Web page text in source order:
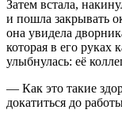
Затем встала,
и пошла закрывать
она увидела
которая в его руках
улыбнулась: её
— Как это такие
докатиться до